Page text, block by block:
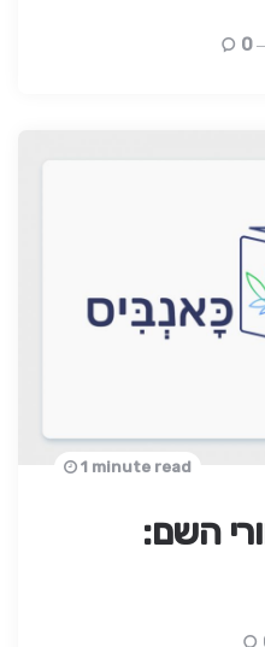
0
השם:
1 minute read